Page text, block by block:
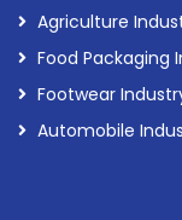
Agriculture
Food Packaging
Footwear
Automobile